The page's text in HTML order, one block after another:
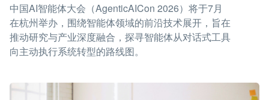
中国AI智能体大会（AgenticAICon 2026）将于7月
在杭州举办，围绕智能体领域的前沿技术展开，旨在
推动研究与产业深度融合，探寻智能体从对话式工具
向主动执行系统转型的路线图。